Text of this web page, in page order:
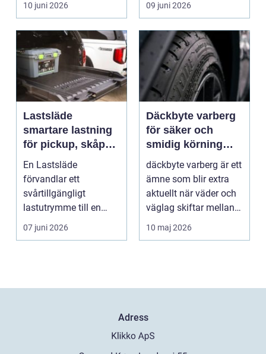
10 juni 2026 09 juni 2026
Lastsläde
smartare lastning
för pickup, skåpbil
och personbil
En Lastsläde
förvandlar ett
svårtillgängligt
lastutrymme till en
lättjobbad yta. Genom
att dra ut la...
07 juni 2026
Däckbyte varberg
för säker och
smidig körning
Året runt
däckbyte varberg är ett
ämne som blir extra
aktuellt när väder och
väglag skiftar mellan
sommar och ...
10 maj 2026
Adress